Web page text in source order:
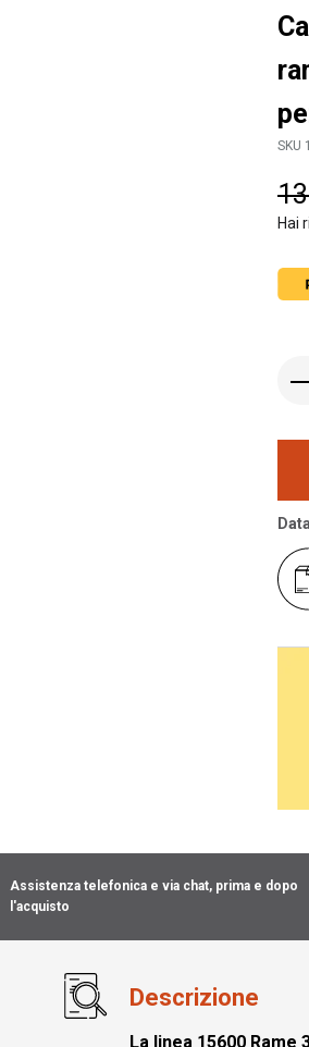
SKU
Hai
Assistenza telefonica e via chat, prima e dopo
l'acquisto
Descrizione
La linea 15600 Rame